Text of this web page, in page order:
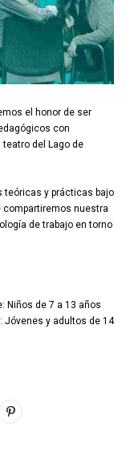
el honor de ser
con
del Lago de
teóricas y prácticas bajo
compartiremos nuestra
de trabajo en torno
Niños de 7 a 13 años
Jóvenes y adultos de 14